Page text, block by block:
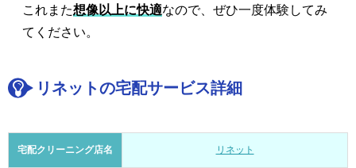
これまた想像以上に快適なので、ぜひ一度体験してみ
てください。
リネットの宅配サービス詳細
宅配クリーニング店名 リネット